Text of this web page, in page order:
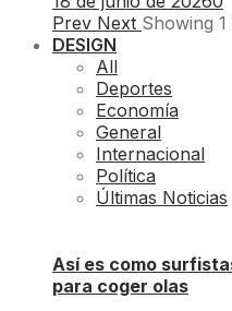
Prev Next Showing 1
DESIGN
All
Deportes
Economía
General
Internacional
Política
Últimas Noticias
Así es como
para coger olas